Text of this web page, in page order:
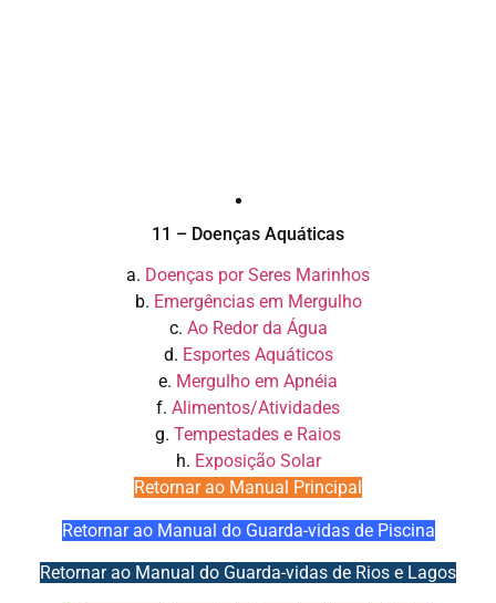
11 – Doenças Aquáticas
a. Doenças por Seres Marinhos
b. Emergências em Mergulho
c. Ao Redor da Água
d. Esportes Aquáticos
e. Mergulho em Apnéia
f. Alimentos/Atividades
g. Tempestades e Raios
h. Exposição Solar
Retornar ao Manual Principal
Retornar ao Manual do Guarda-vidas de Piscina
Retornar ao Manual do Guarda-vidas de Rios e Lagos